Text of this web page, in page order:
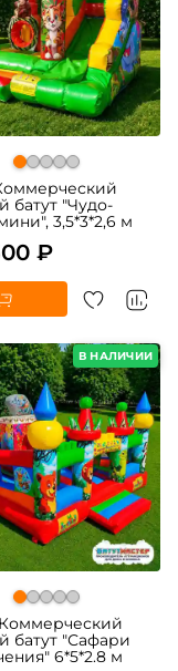
батут "Чудо-
3,5*3*2,6 м
₽
В НАЛИЧИИ
батут "Сафари
6*5*2.8 м